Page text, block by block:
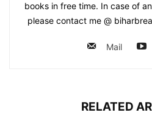
books in free time. In case of
please contact me @
Mail
RELATED